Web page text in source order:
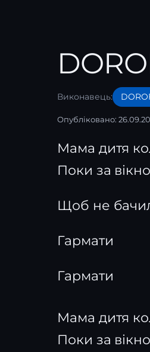
Виконавець:
Опубліковано:
Мама дитя
Поки за
Щоб не
Гармати
Гармати
Мама дитя
Поки за